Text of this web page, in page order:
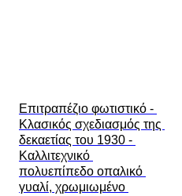
Επιτραπέζιο φωτιστικό -
Κλασικός σχεδιασμός της
δεκαετίας του 1930 -
Καλλιτεχνικό
πολυεπίπεδο οπαλικό
γυαλί, χρωμιωμένο